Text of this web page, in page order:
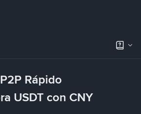
P2P Rápido
USDT con CNY